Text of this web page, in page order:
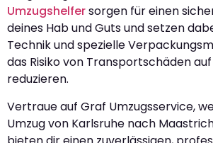
Umzugshelfersorgen für einen
deines Hab und Guts und setzen
Technik und spezielle
das Risiko von Transportschäden
reduzieren.
Vertraue auf Graf Umzugsservice,
Umzug von Karlsruhe nach